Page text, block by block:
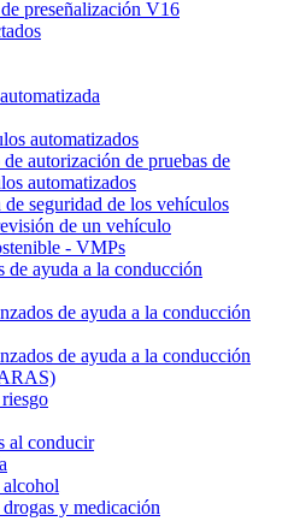
preseñalización V16
automatizados
autorización de pruebas de
automatizados
seguridad de los vehículos
de un vehículo
- VMPs
de ayuda a la conducción
de ayuda a la conducción
de ayuda a la conducción
al conducir
y medicación